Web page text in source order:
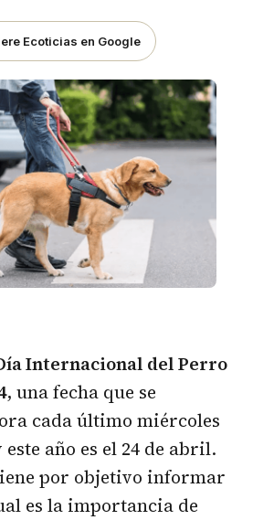
Ecoticias en Google
Internacional del Perro
, una fecha que se
cada último miércoles
año es el 24 de abril.
por objetivo informar
es la importancia de